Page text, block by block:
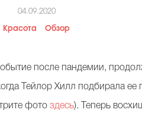
04.09.2020
Красота Обзор
после пандемии,
Тейлор Хилл подбирала
фотоздесь). Теперь